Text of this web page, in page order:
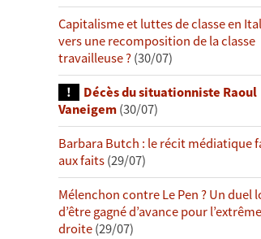
Capitalisme et luttes de classe en
vers une recomposition de la classe
travailleuse ?(30/07)
Décès du situationniste Raoul
Vaneigem(30/07)
Barbara Butch : le récit médiatique
aux faits(29/07)
Mélenchon contre Le Pen ? Un duel
d’être gagné d’avance pour l’extrême
droite(29/07)